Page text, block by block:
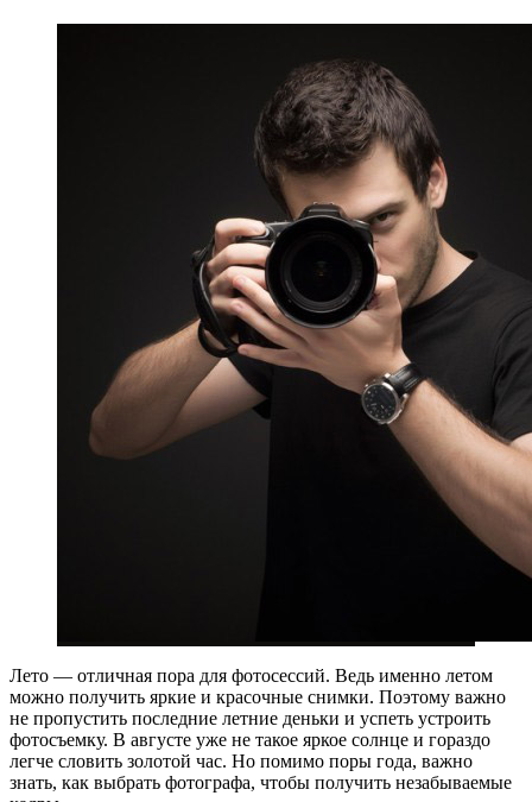
Лето — отличная пора для фотосессий. Ведь именно летом
можно получить яркие и красочные снимки. Поэтому важно
не пропустить последние летние деньки и успеть устроить
фотосъемку. В августе уже не такое яркое солнце и гораздо
легче словить золотой час. Но помимо поры года, важно
знать, как выбрать фотографа, чтобы получить незабываемые